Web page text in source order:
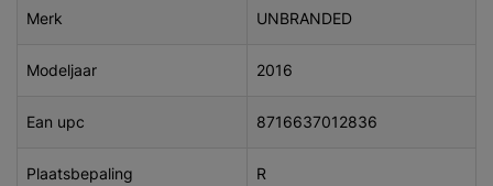
Merk UNBRANDED
Modeljaar 2016
Ean upc 8716637012836
Plaatsbepaling R